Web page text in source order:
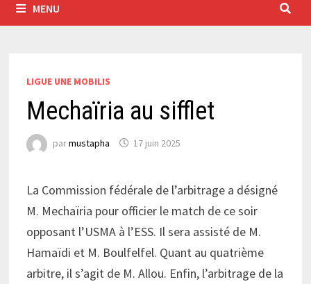
MENU
LIGUE UNE MOBILIS
Mechaïria au sifflet
parmustapha 17 juin 2025
La Commission fédérale de l’arbitrage a désigné
M. Mechaïria pour officier le match de ce soir
opposant l’USMA à l’ESS. Il sera assisté de M.
Hamaïdi et M. Boulfelfel. Quant au quatrième
arbitre, il s’agit de M. Allou. Enfin, l’arbitrage de la